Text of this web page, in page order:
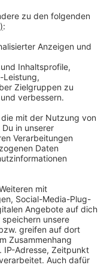
Fakten um die
Portion Humor
bekommt ihr die